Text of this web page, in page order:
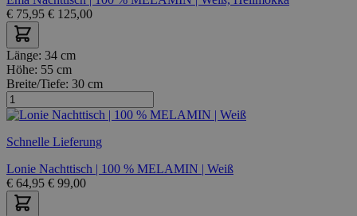
€ 75,95 € 125,00
Länge: 34 cm
Höhe: 55 cm
Breite/Tiefe: 30 cm
Schnelle Lieferung
Lonie Nachttisch | 100 % MELAMIN | Weiß
€ 64,95 € 99,00